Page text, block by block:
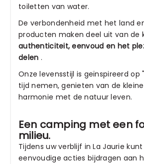
toiletten van water.
De verbondenheid met het land
producten maken deel uit van de
authenticiteit, eenvoud en het
delen .
Onze levensstijl is geïnspireerd op
tijd nemen, genieten van de
harmonie met de natuur leven.
Een camping met een
milieu.
Tijdens uw verblijf in La Jaurie
eenvoudige acties bijdragen aan